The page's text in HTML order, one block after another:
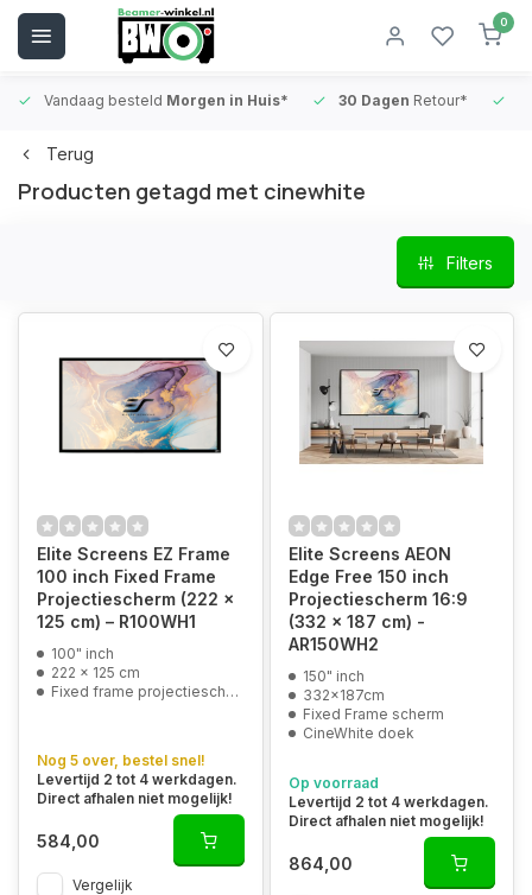
0
Vandaag besteld Morgen in Huis* 30 Dagen Retour*
Terug
Producten getagd met cinewhite
Filters
Elite Screens EZ Frame
100 inch Fixed Frame
Projectiescherm (222 x
125 cm) – R100WH1
100" inch
222 x 125 cm
Fixed frame projectiescherm
Nog 5 over, bestel snel!
Levertijd 2 tot 4 werkdagen.
Direct afhalen niet mogelijk!
584,00
Vergelijk
Elite Screens AEON
Edge Free 150 inch
Projectiescherm 16:9
(332 x 187 cm) -
AR150WH2
150" inch
332x187cm
Fixed Frame scherm
CineWhite doek
Op voorraad
Levertijd 2 tot 4 werkdagen.
Direct afhalen niet mogelijk!
864,00